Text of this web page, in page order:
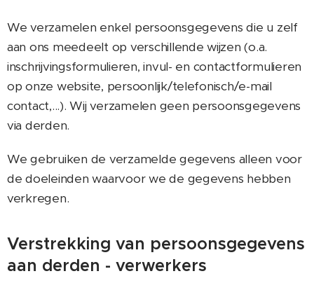
We verzamelen enkel persoonsgegevens die u zelf
aan ons meedeelt op verschillende wijzen (o.a.
inschrijvingsformulieren, invul- en contactformulieren
op onze website, persoonlijk/telefonisch/e-mail
contact,...). Wij verzamelen geen persoonsgegevens
via derden.
We gebruiken de verzamelde gegevens alleen voor
de doeleinden waarvoor we de gegevens hebben
verkregen.
Verstrekking van persoonsgegevens
aan derden - verwerkers